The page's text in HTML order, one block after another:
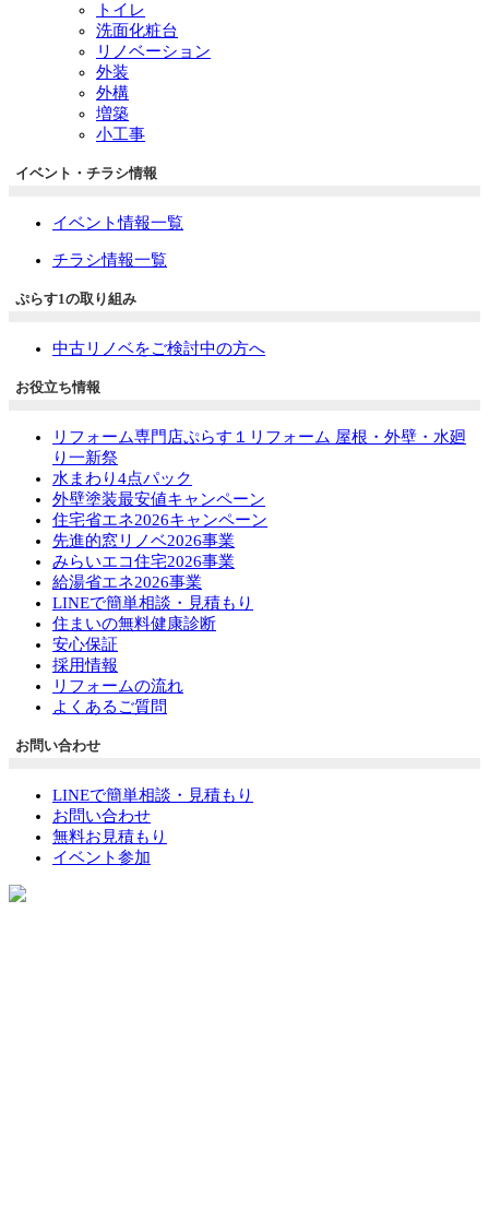
トイレ
洗面化粧台
リノベーション
外装
外構
増築
小工事
イベント・チラシ情報
イベント情報一覧
チラシ情報一覧
ぷらす1の取り組み
中古リノベをご検討中の方へ
お役立ち情報
リフォーム専門店ぷらす１リフォーム 屋根・外壁・水廻
り一新祭
水まわり4点パック
外壁塗装最安値キャンペーン
住宅省エネ2026キャンペーン
先進的窓リノベ2026事業
みらいエコ住宅2026事業
給湯省エネ2026事業
LINEで簡単相談・見積もり
住まいの無料健康診断
安心保証
採用情報
リフォームの流れ
よくあるご質問
お問い合わせ
LINEで簡単相談・見積もり
お問い合わせ
無料お見積もり
イベント参加